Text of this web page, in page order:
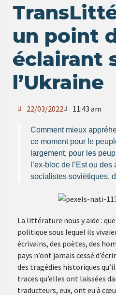
un point
éclairant
l’Ukraine
22/03/2022 11:43 am
Comment mieux
ce moment pour le
largement, pour les
l’ex-bloc de l’Est ou
socialistes soviétiques,
La littérature nous y aide :
politique sous lequel ils
écrivains, des poètes, des
pays n’ont jamais cessé
des tragédies historiques
traces qu’elles ont laissées
traducteurs, eux, ont eu à